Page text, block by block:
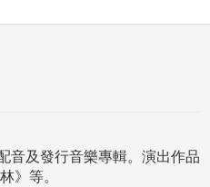
音及發行音樂專輯。演出作品
》等。